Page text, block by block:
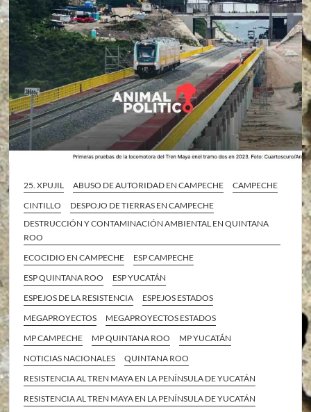
25. XPUJIL ABUSO DE AUTORIDAD EN CAMPECHE
CAMPECHE
CINTILLO
DESPOJO DE TIERRAS EN CAMPECHE
DESTRUCCIÓN Y CONTAMINACIÓN AMBIENTAL EN QUINTANA
ROO
ECOCIDIO EN CAMPECHE
ESP CAMPECHE
ESP QUINTANA ROO
ESP YUCATÁN
ESPEJOS DE LA RESISTENCIA
ESPEJOS ESTADOS
MEGAPROYECTOS
MEGAPROYECTOS ESTADOS
MP CAMPECHE
MP QUINTANA ROO
MP YUCATÁN
NOTICIAS NACIONALES
QUINTANA ROO
RESISTENCIA AL TREN MAYA EN LA PENÍNSULA DE YUCATÁN
RESISTENCIA AL TREN MAYA EN LA PENÍNSULA DE YUCATÁN